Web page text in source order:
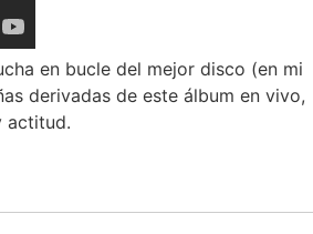
en bucle del mejor disco (en mi
derivadas de este álbum en vivo,
actitud.